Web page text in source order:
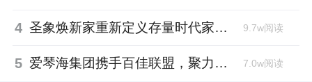
余额95.24亿元，较上年末增长28.72%，融资
公司金融产品销售规模139.65亿元，同比增长
4 圣象焕新家重新定义存量时代家居升级逻辑，筑牢说换就换的底气！ 9.7w阅读
5 爱琴海集团携手百佳联盟，聚力共拓存量商业新赛道 7.0w阅读